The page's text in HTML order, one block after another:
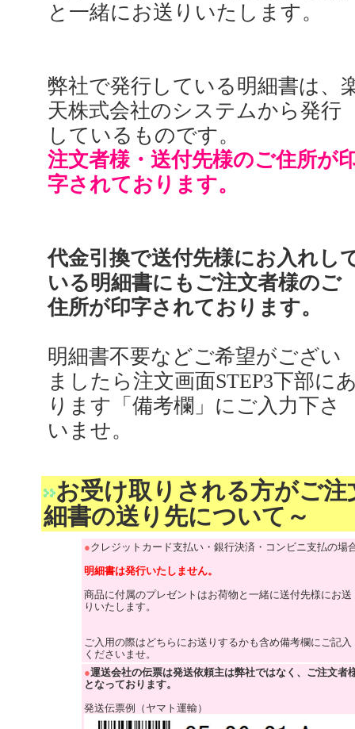
と一緒にお送りいたします。
弊社で発行している明細書は、
天株式会社のシステムから発行
しているものです。
注文者様・送付先様のご住所が
字されております。
代金引換で送付先様にお入れし
いる明細書にもご注文者様のご
住所が印字されております。
明細書不要などご希望がござい
ましたら注文画面STEP3下部に
ります「備考欄」にご入力下さ
いませ。
お受け取りされる方がご
細書の送り先について～
●クレジットカード支払い・銀行決済・コンビニ支払の場
明細書は発行いたしません。
商品に付属のプレゼントはお荷物と一緒に送付先様にお送
りいたします。
ご入用の際はどちらにお送りするかも含め備考欄にご記入
くださいませ。
●運送会社の伝票は発送依頼主は弊社ではなく、ご注文者
となっております。
発送伝票例（ヤマト運輸）